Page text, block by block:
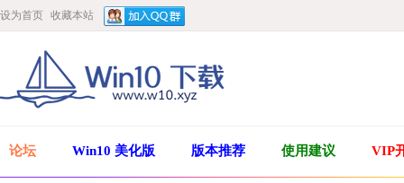
设为首页 收藏本站
论坛 Win10 美化版 版本推荐 使用建议 VIP